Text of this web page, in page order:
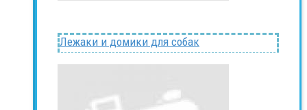
Лежаки и домики для собак